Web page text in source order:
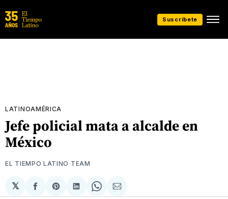
Suscríbete
LATINOAMÉRICA
Jefe policial mata a alcalde en
México
EL TIEMPO LATINO TEAM
𝕏
Compartir
ShareCompartir
ShareCompartir